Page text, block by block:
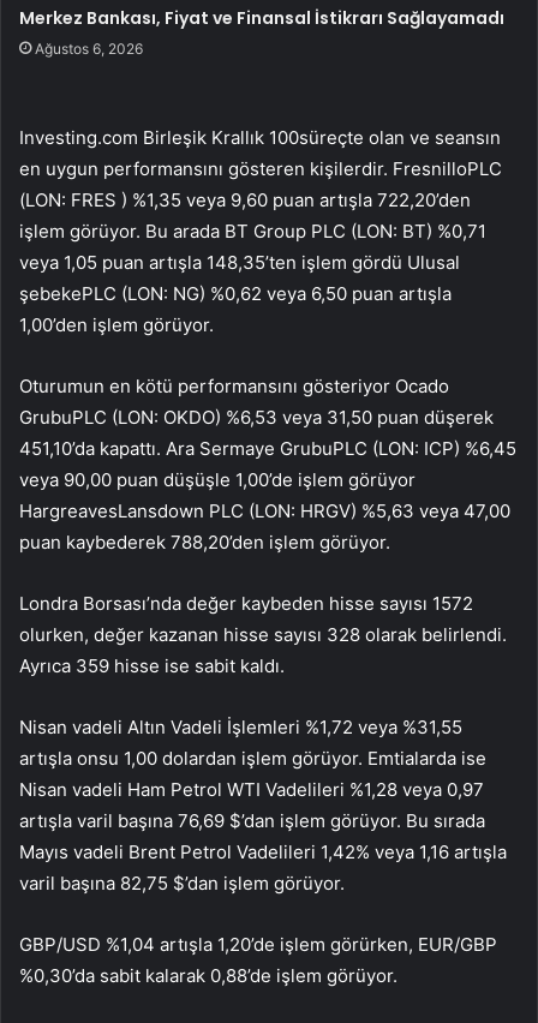
Merkez Bankası, Fiyat ve Finansal İstikrarı Sağlayamadı
Ağustos 6, 2026
Investing.com Birleşik Krallık 100süreçte olan ve seansın
en uygun performansını gösteren kişilerdir. FresnilloPLC
(LON: FRES ) %1,35 veya 9,60 puan artışla 722,20’den
işlem görüyor. Bu arada BT Group PLC (LON: BT) %0,71
veya 1,05 puan artışla 148,35’ten işlem gördü Ulusal
şebekePLC (LON: NG) %0,62 veya 6,50 puan artışla
1,00’den işlem görüyor.
Oturumun en kötü performansını gösteriyor Ocado
GrubuPLC (LON: OKDO) %6,53 veya 31,50 puan düşerek
451,10’da kapattı. Ara Sermaye GrubuPLC (LON: ICP) %6,45
veya 90,00 puan düşüşle 1,00’de işlem görüyor
HargreavesLansdown PLC (LON: HRGV) %5,63 veya 47,00
puan kaybederek 788,20’den işlem görüyor.
Londra Borsası’nda değer kaybeden hisse sayısı 1572
olurken, değer kazanan hisse sayısı 328 olarak belirlendi.
Ayrıca 359 hisse ise sabit kaldı.
Nisan vadeli Altın Vadeli İşlemleri %1,72 veya %31,55
artışla onsu 1,00 dolardan işlem görüyor. Emtialarda ise
Nisan vadeli Ham Petrol WTI Vadelileri %1,28 veya 0,97
artışla varil başına 76,69 $’dan işlem görüyor. Bu sırada
Mayıs vadeli Brent Petrol Vadelileri 1,42% veya 1,16 artışla
varil başına 82,75 $’dan işlem görüyor.
GBP/USD %1,04 artışla 1,20’de işlem görürken, EUR/GBP
%0,30’da sabit kalarak 0,88’de işlem görüyor.